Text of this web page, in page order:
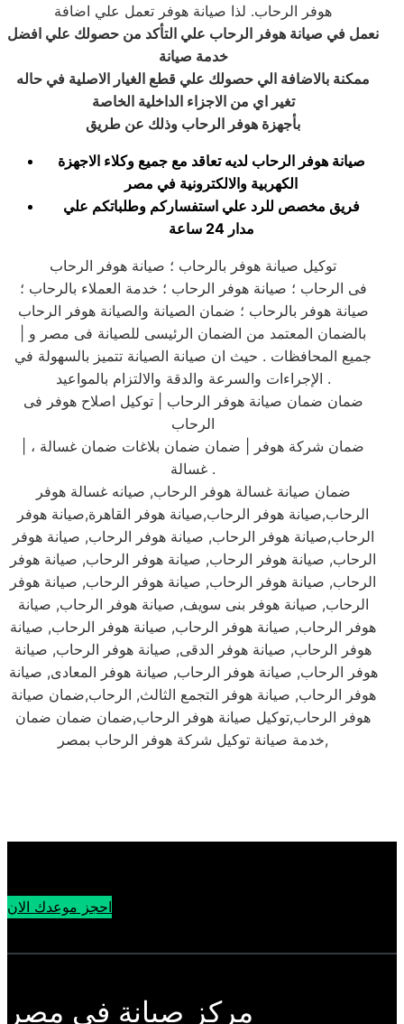
هوفر الرحاب. لذا صيانة هوفر تعمل علي اضافة
نعمل في صيانة هوفر الرحاب علي التأكد من حصولك علي افضل
خدمة صيانة
ممكنة بالاضافة الي حصولك علي قطع الغيار الاصلية في حاله
تغير اي من الاجزاء الداخلية الخاصة
بأجهزة هوفر الرحاب وذلك عن طريق
صيانة هوفر الرحاب لديه تعاقد مع جميع وكلاء الاجهزة
الكهربية والالكترونية في مصر
فريق مخصص للرد علي استفساركم وطلباتكم علي
مدار 24 ساعة
توكيل صيانة هوفر بالرحاب ؛ صيانة هوفر الرحاب
فى الرحاب ؛ صيانة هوفر الرحاب ؛ خدمة العملاء بالرحاب ؛
صيانة هوفر بالرحاب ؛ ضمان الصيانة والصيانة هوفر الرحاب
جميع المحافظات . حيث ان صيانة الصيانة تتميز بالسهولة في
الإجراءات والسرعة والدقة والالتزام بالمواعيد .
ضمان ضمان صيانة هوفر الرحاب | توكيل اصلاح هوفر فى
الرحاب
غسالة .
ضمان صيانة غسالة هوفر الرحاب, صيانه غسالة هوفر
الرحاب,صيانة هوفر الرحاب,صيانة هوفر القاهرة,صيانة هوفر
الرحاب,صيانة هوفر الرحاب, صيانة هوفر الرحاب, صيانة هوفر
الرحاب, صيانة هوفر الرحاب, صيانة هوفر الرحاب, صيانة هوفر
الرحاب, صيانة هوفر الرحاب, صيانة هوفر الرحاب, صيانة هوفر
الرحاب, صيانة هوفر بنى سويف, صيانة هوفر الرحاب, صيانة
هوفر الرحاب, صيانة هوفر الرحاب, صيانة هوفر الرحاب, صيانة
هوفر الرحاب, صيانة هوفر الدقى, صيانة هوفر الرحاب, صيانة
هوفر الرحاب, صيانة هوفر الرحاب, صيانة هوفر المعادى, صيانة
هوفر الرحاب, صيانة هوفر التجمع الثالث, الرحاب,ضمان صيانة
هوفر الرحاب,توكيل صيانة هوفر الرحاب,ضمان ضمان ضمان
خدمة صيانة توكيل شركة هوفر الرحاب بمصر,
احجز موعدك الان
مركز صيانة في مصر